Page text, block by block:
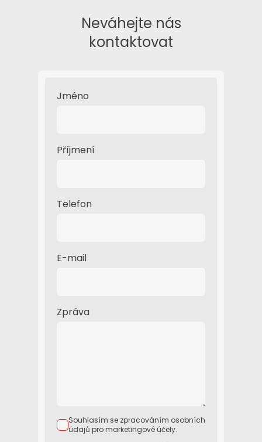
Neváhejte nás
kontaktovat
Jméno
Příjmení
Telefon
E-mail
Zpráva
Souhlasím se zpracováním osobních
údajů pro marketingové účely.